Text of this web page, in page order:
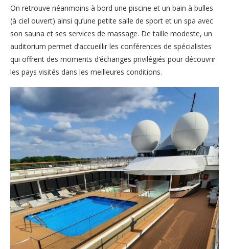
On retrouve néanmoins à bord une piscine et un bain à bulles
(à ciel ouvert) ainsi qu’une petite salle de sport et un spa avec
son sauna et ses services de massage. De taille modeste, un
auditorium permet d’accueillir les conférences de spécialistes
qui offrent des moments d’échanges privilégiés pour découvrir
les pays visités dans les meilleures conditions.